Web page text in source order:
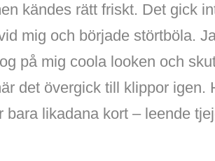
kändes rätt friskt. Det gick
mig och började störtböla.
på mig coola looken och
det övergick till klippor igen.
bara likadana kort – leende